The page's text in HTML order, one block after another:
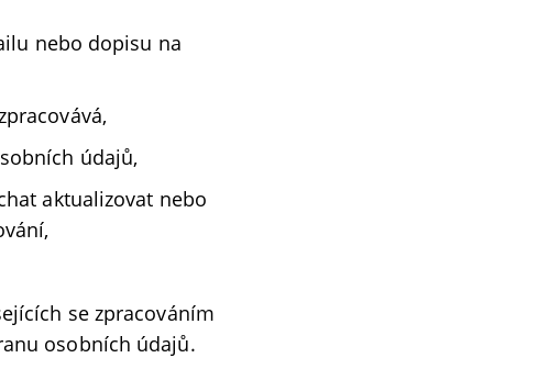
nebo dopisu na
údajů,
aktualizovat nebo
se zpracováním
osobních údajů.